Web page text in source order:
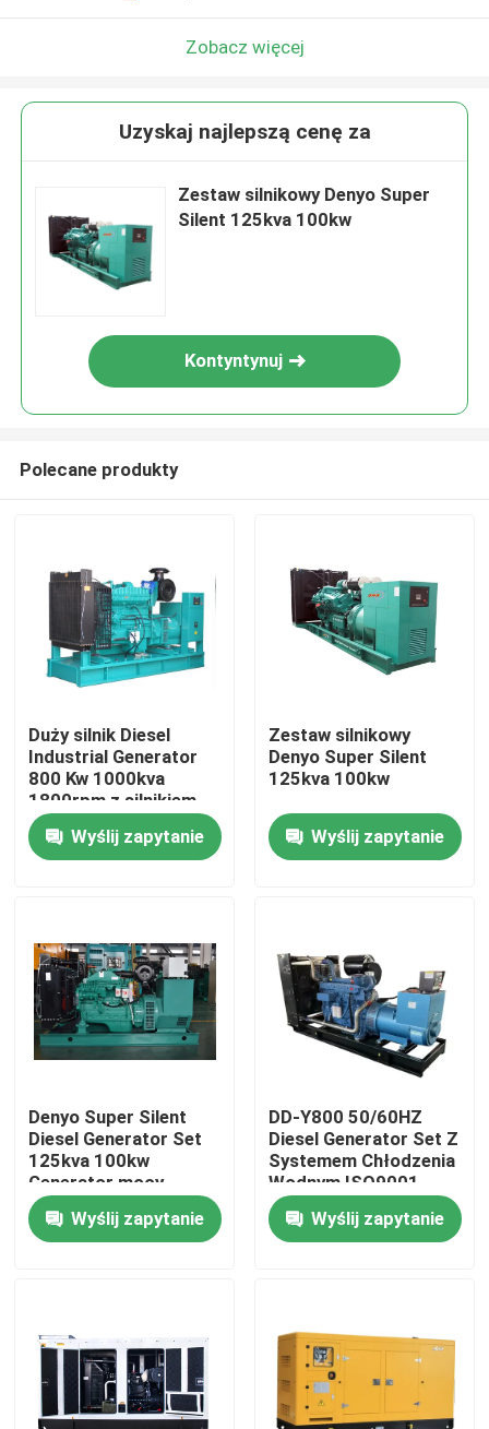
Dom
Produkty
O nas
Kontrola jakości
Aktualności
Poprosić o wycenę
Linia do produkcji butli LPG
Zobacz więcej
Uzyskaj najlepszą cenę za
Zestaw silnikowy Denyo Super
Silent 125kva 100kw
Kontyntynuj
Polecane produkty
Duży silnik Diesel
Industrial Generator
800 Kw 1000kva
1800rpm z silnikiem
Farmous
Wyślij zapytanie
Zestaw silnikowy
Denyo Super Silent
125kva 100kw
Wyślij zapytanie
Denyo Super Silent
Diesel Generator Set
125kva 100kw
Generator mocy
Wyślij zapytanie
DD-Y800 50/60HZ
Diesel Generator Set Z
Systemem Chłodzenia
Wodnym ISO9001
Wyślij zapytanie